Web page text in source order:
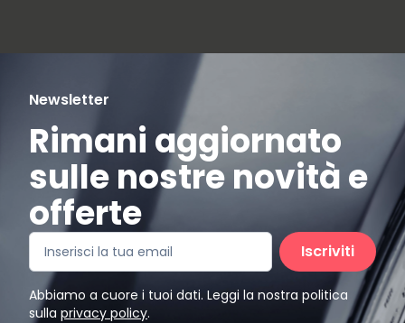
Newsletter
Rimani aggiornato
sulle nostre novità e
offerte
Iscriviti
Abbiamo a cuore i tuoi dati. Leggi la nostra politica
sulla privacy policy.